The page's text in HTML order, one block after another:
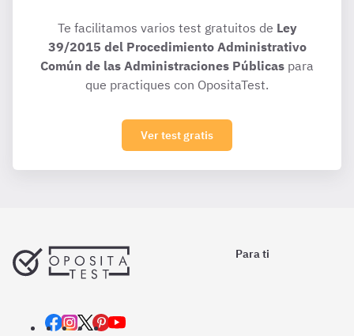
Te facilitamos varios test gratuitos de Ley
39/2015 del Procedimiento Administrativo
Común de las Administraciones Públicas para
que practiques con OpositaTest.
Ver test gratis
Para ti